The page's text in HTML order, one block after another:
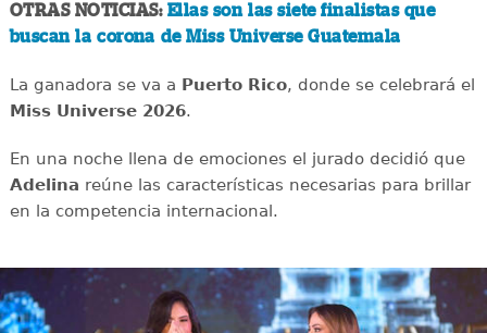
OTRAS NOTICIAS: Ellas son las siete finalistas que
buscan la corona de Miss Universe Guatemala
La ganadora se va a Puerto Rico, donde se celebrará el
Miss Universe 2026.
En una noche llena de emociones el jurado decidió que
Adelina reúne las características necesarias para brillar
en la competencia internacional.